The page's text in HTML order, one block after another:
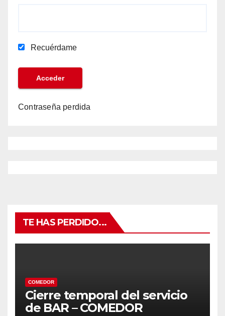
Recuérdame
Contraseña perdida
TE HAS PERDIDO...
COMEDOR
Cierre temporal del servicio
de BAR – COMEDOR